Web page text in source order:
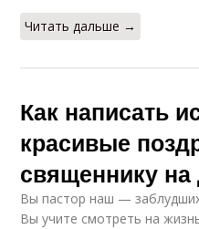
Читать дальше →
Как написать
красивые
священнику
Вы пастор наш —
Вы учите смотреть на